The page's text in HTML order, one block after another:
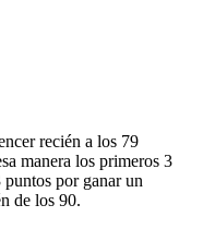
recién a los 79
manera los primeros 3
por ganar un
de los 90.